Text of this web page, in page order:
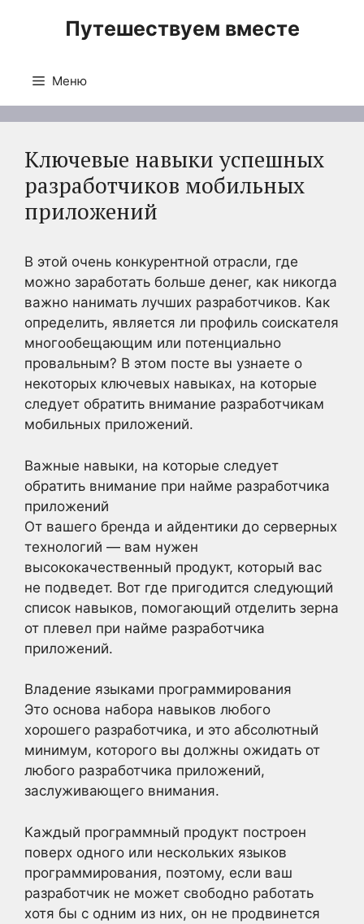
Путешествуем вместе
Меню
Ключевые навыки успешных
разработчиков мобильных
приложений
В этой очень конкурентной отрасли, где
можно заработать больше денег, как никогда
важно нанимать лучших разработчиков. Как
определить, является ли профиль соискателя
многообещающим или потенциально
провальным? В этом посте вы узнаете о
некоторых ключевых навыках, на которые
следует обратить внимание разработчикам
мобильных приложений.
Важные навыки, на которые следует
обратить внимание при найме разработчика
приложений
От вашего бренда и айдентики до серверных
технологий — вам нужен
высококачественный продукт, который вас
не подведет. Вот где пригодится следующий
список навыков, помогающий отделить зерна
от плевел при найме разработчика
приложений.
Владение языками программирования
Это основа набора навыков любого
хорошего разработчика, и это абсолютный
минимум, которого вы должны ожидать от
любого разработчика приложений,
заслуживающего внимания.
Каждый программный продукт построен
поверх одного или нескольких языков
программирования, поэтому, если ваш
разработчик не может свободно работать
хотя бы с одним из них, он не продвинется